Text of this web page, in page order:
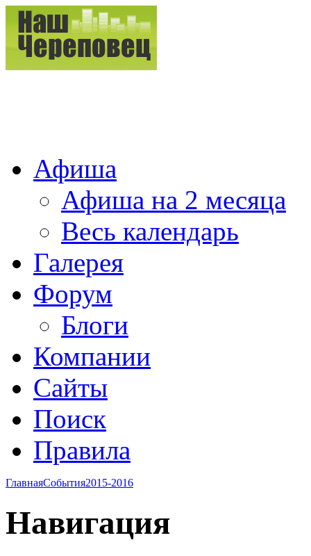
Афиша
Афиша на 2 месяца
Весь календарь
Галерея
Форум
Блоги
Компании
Сайты
Поиск
Правила
ГлавнаяСобытия2015-2016
Навигация